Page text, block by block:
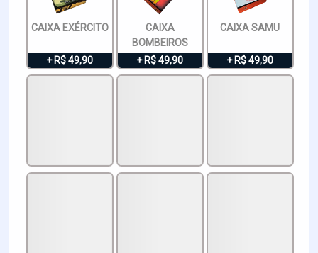
CAIXA EXÉRCITO
+ R$ 49,90
CAIXA
BOMBEIROS
+ R$ 49,90
CAIXA SAMU
+ R$ 49,90